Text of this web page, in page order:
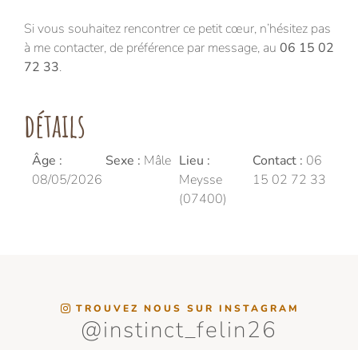
Si vous souhaitez rencontrer ce petit cœur, n’hésitez pas
à me contacter, de préférence par message, au 06 15 02
72 33.
détails
Âge :
08/05/2026
Sexe : Mâle Lieu :
Meysse
(07400)
Contact : 06
15 02 72 33
TROUVEZ NOUS SUR INSTAGRAM
@instinct_felin26